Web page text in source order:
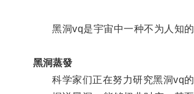
黑洞vq是宇宙中一种不为人知的
黑洞蒸發
科学家们正在努力研究黑洞vq的